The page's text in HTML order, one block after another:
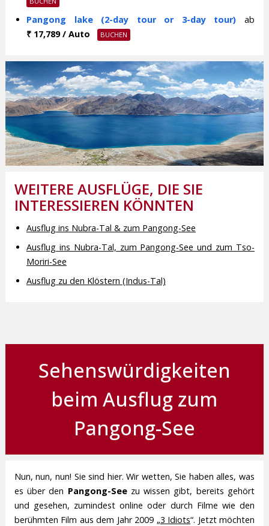
Pangong lake (2-day tour or 3-day tour) ab
₹ 17,789 / Auto
WEITERE AUSFLÜGE, DIE SIE
INTERESSIEREN KÖNNTEN
Ausflug ins Nubra-Tal & zum Pangong-See
Ausflug ins Nubra-Tal, zum Pangong-See und zum Tso-
Moriri-See
Ausflug zu den Klöstern (Indus-Tal)
Sehenswürdigkeiten
beim Ausflug zum
Pangong-See
Nun, nun, nun! Sie sind hier. Wir wetten, Sie haben alles, was
es über den Pangong-Seezu wissen gibt, bereits gehört
und gesehen, zumindest online oder durch Filme wie den
berühmten Film aus dem Jahr 2009 „3 Idiots“. Jetzt möchten